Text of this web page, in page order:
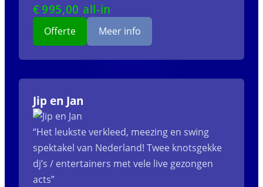
€995,00 all-in
Offerte Meer info
Jip en Jan
“Het leukste verkleed, meezing en swing
spektakel van Nederland! Twee knotsgekke
dj’s / entertainers met vele live gezongen
acts”